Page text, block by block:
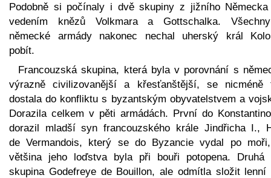
Podobně si počínaly i dvě skupiny z jižního Německa
vedením knězů Volkmara a Gottschalka.
německé armády nakonec nechal uherský král
pobít.
Francouzská skupina, která byla v porovnání s
výrazně civilizovanější a křesťanštější, se nicméně
dostala do konfliktu s byzantským obyvatelstvem a
Dorazila celkem v pěti armádách. První do
dorazil mladší syn francouzského krále Jindřicha I.,
de Vermandois, který se do Byzancie vydal po
většina jeho loďstva byla při bouři potopena. Druhá
skupina Godefreye de Bouillon, ale odmítla složit lenní